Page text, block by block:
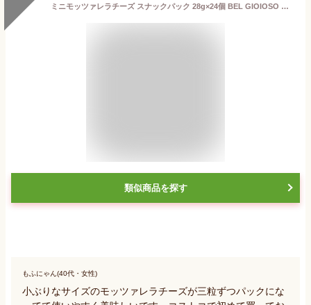
ミニモッツァレラチーズ スナックパック 28g×24個 BEL GIOIOSO Mozzarella Snack Pack
類似商品を探す
もふにゃん(40代・女性)
小ぶりなサイズのモッツァレラチーズが三粒ずつパックにな